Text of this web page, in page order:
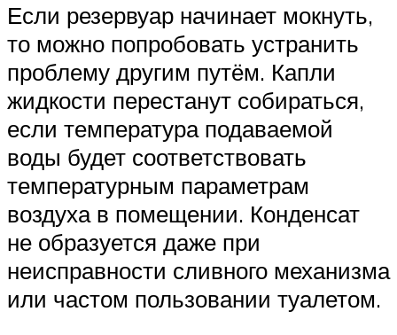
Если резервуар начинает мокнуть,
то можно попробовать устранить
проблему другим путём. Капли
жидкости перестанут собираться,
если температура подаваемой
воды будет соответствовать
температурным параметрам
воздуха в помещении. Конденсат
не образуется даже при
неисправности сливного механизма
или частом пользовании туалетом.